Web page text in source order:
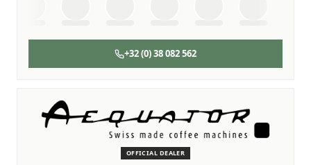
+32 (0) 38 082 562
OFFICIAL DEALER
Wij staan voor je klaar
Deskundige monteurs die verstand hebben van Aequator
Persoonlijk, snel en zonder gedoe.